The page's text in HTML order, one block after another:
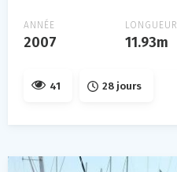
ANNÉE
2007
LONGUEUR
11.93m
41 28 jours